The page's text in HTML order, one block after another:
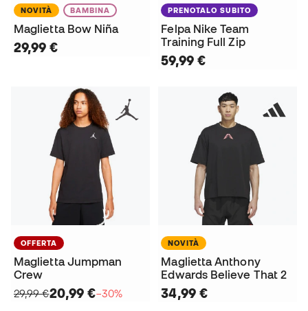
NOVITÀ BAMBINA
Maglietta Bow Niña
29,99 €
PRENOTALO SUBITO
Felpa Nike Team
Training Full Zip
59,99 €
OFFERTA
Maglietta Jumpman
Crew
29,99 €20,99 €−30%
NOVITÀ
Maglietta Anthony
Edwards Believe That 2
34,99 €